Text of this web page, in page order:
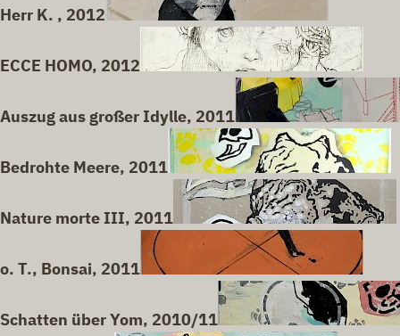
Herr K. , 2012
ECCE HOMO, 2012
Auszug aus großer Idylle, 2011
Bedrohte Meere, 2011
Nature morte III, 2011
o. T., Bonsai, 2011
Schatten über Yom, 2010/11